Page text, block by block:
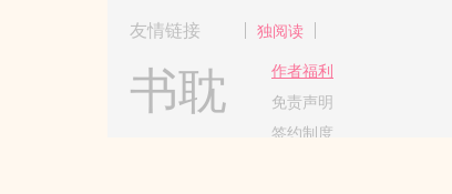
友情链接 独阅读
书耽
作者福利
免责声明
签约制度